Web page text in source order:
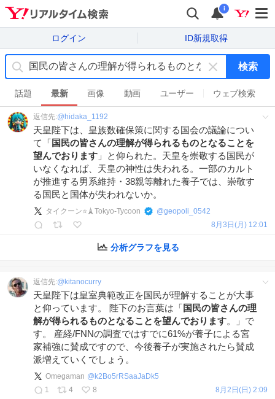
i
ログイン ID新規取得
キ
ー
ワ
ド
を
消
す
検索
話題 最新 画像 動画 ユーザー ウェブ検索
返信先:@ hidaka_1192
天皇陛下は、皇族数確保策に関する国会の議論につい
て「国民の皆さんの理解が得られるものとなることを
望んでおります 」と仰られた。天皇を崇敬する国民が
いなくなれば、天皇の神性は失われる。一部のカルト
が推進する男系維持・38親等離れた養子では、崇敬す
る国民と国体が失われないか。
タイクーン⭐️🗼Tokyo-Tycoon @geopoli_0542
8月3日(月) 12:01
分析グラフを見る
返信先:@ kitanocurry
天皇陛下は皇室典範改正を国民が理解することが大事
と仰っています。 陛下のお言葉は「国民の皆さんの理
解が得られるものとなることを望んでおります。」で
す。 産経/FNNの調査ではすでに61%が養子による宮
家補強に賛成ですので、今後養子が実施されたら賛成
派増えていくでしょう。
Omegaman @ k2Bo5rRSaaJaDk5
1
4 8 8月2日(日) 2:09